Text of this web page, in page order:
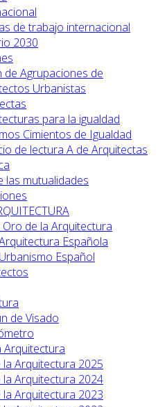
de trabajo internacional
2030
de Agrupaciones de
Urbanistas
para la igualdad
Cimientos de Igualdad
de lectura A de Arquitectas
las mutualidades
de la Arquitectura
Española
Español
de Visado
Arquitectura
la Arquitectura 2025
la Arquitectura 2024
la Arquitectura 2023